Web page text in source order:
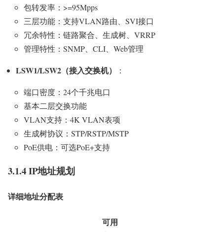
包转发率：>=95Mpps
三层功能：支持VLAN路由、SVI接口
冗余特性：链路聚合、生成树、VRRP
管理特性：SNMP、CLI、Web管理
LSW1/LSW2（接入交换机） ：
端口密度：24个千兆电口
基本二层交换功能
VLAN支持：4K VLAN表项
生成树协议：STP/RSTP/MSTP
PoE供电：可选PoE+支持
3.1.4 IP地址规划
详细地址分配表
可用